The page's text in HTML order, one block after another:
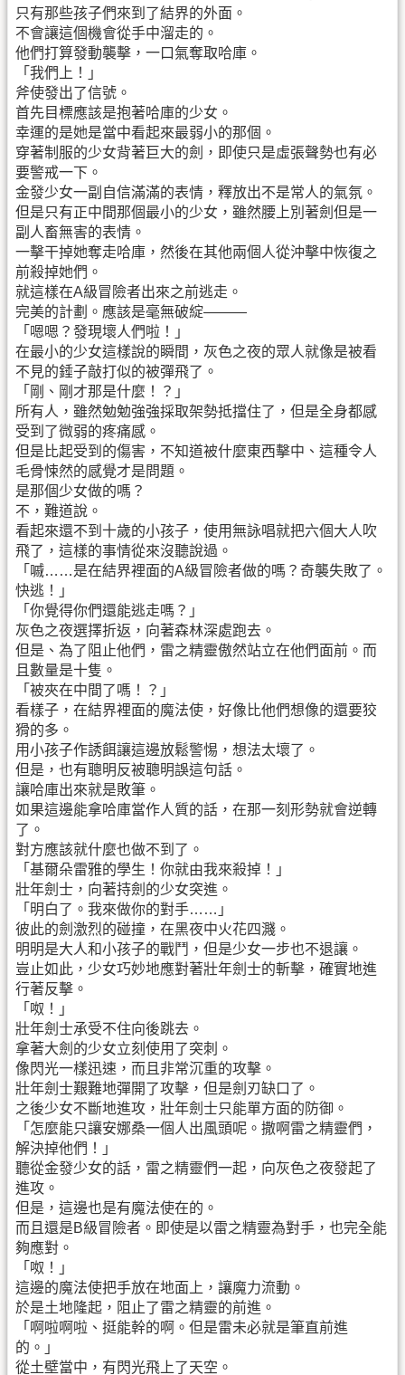
只有那些孩子們來到了結界的外面。
不會讓這個機會從手中溜走的。
他們打算發動襲擊，一口氣奪取哈庫。
「我們上！」
斧使發出了信號。
首先目標應該是抱著哈庫的少女。
幸運的是她是當中看起來最弱小的那個。
穿著制服的少女背著巨大的劍，即使只是虛張聲勢也有必
要警戒一下。
金發少女一副自信滿滿的表情，釋放出不是常人的氣氛。
但是只有正中間那個最小的少女，雖然腰上別著劍但是一
副人畜無害的表情。
一擊干掉她奪走哈庫，然後在其他兩個人從沖擊中恢復之
前殺掉她們。
就這樣在A級冒險者出來之前逃走。
完美的計劃。應該是毫無破綻———
「嗯嗯？發現壞人們啦！」
在最小的少女這樣說的瞬間，灰色之夜的眾人就像是被看
不見的錘子敲打似的被彈飛了。
「剛、剛才那是什麼！？」
所有人，雖然勉勉強強採取架勢抵擋住了，但是全身都感
受到了微弱的疼痛感。
但是比起受到的傷害，不知道被什麼東西擊中、這種令人
毛骨悚然的感覺才是問題。
是那個少女做的嗎？
不，難道說。
看起來還不到十歲的小孩子，使用無詠唱就把六個大人吹
飛了，這樣的事情從來沒聽說過。
「嘁……是在結界裡面的A級冒險者做的嗎？奇襲失敗了。
快逃！」
「你覺得你們還能逃走嗎？」
灰色之夜選擇折返，向著森林深處跑去。
但是、為了阻止他們，雷之精靈傲然站立在他們面前。而
且數量是十隻。
「被夾在中間了嗎！？」
看樣子，在結界裡面的魔法使，好像比他們想像的還要狡
猾的多。
用小孩子作誘餌讓這邊放鬆警惕，想法太壞了。
但是，也有聰明反被聰明誤這句話。
讓哈庫出來就是敗筆。
如果這邊能拿哈庫當作人質的話，在那一刻形勢就會逆轉
了。
對方應該就什麼也做不到了。
「基爾朵雷雅的學生！你就由我來殺掉！」
壯年劍士，向著持劍的少女突進。
「明白了。我來做你的對手……」
彼此的劍激烈的碰撞，在黑夜中火花四濺。
明明是大人和小孩子的戰鬥，但是少女一步也不退讓。
豈止如此，少女巧妙地應對著壯年劍士的斬擊，確實地進
行著反擊。
「呶！」
壯年劍士承受不住向後跳去。
拿著大劍的少女立刻使用了突刺。
像閃光一樣迅速，而且非常沉重的攻擊。
壯年劍士艱難地彈開了攻擊，但是劍刃缺口了。
之後少女不斷地進攻，壯年劍士只能單方面的防御。
「怎麼能只讓安娜桑一個人出風頭呢。撒啊雷之精靈們，
解決掉他們！」
聽從金發少女的話，雷之精靈們一起，向灰色之夜發起了
進攻。
但是，這邊也是有魔法使在的。
而且還是B級冒險者。即使是以雷之精靈為對手，也完全能
夠應對。
「呶！」
這邊的魔法使把手放在地面上，讓魔力流動。
於是土地隆起，阻止了雷之精靈的前進。
「啊啦啊啦、挺能幹的啊。但是雷未必就是筆直前進
的。」
從土壁當中，有閃光飛上了天空。